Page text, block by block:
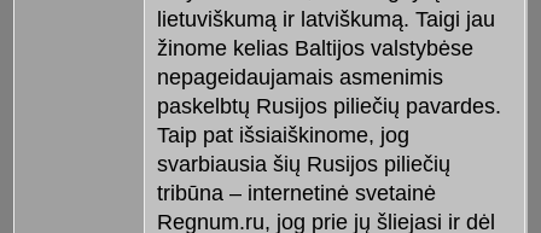
lietuviškumą ir latviškumą. Taigi jau
žinome kelias Baltijos valstybėse
nepageidaujamais asmenimis
paskelbtų Rusijos piliečių pavardes.
Taip pat išsiaiškinome, jog
svarbiausia šių Rusijos piliečių
tribūna – internetinė svetainė
Regnum.ru, jog prie jų šliejasi ir dėl